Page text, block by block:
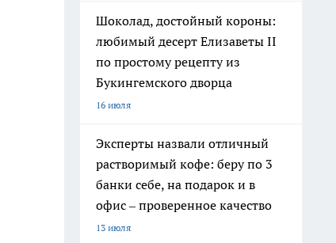
Шоколад, достойный короны:
любимый десерт Елизаветы II
по простому рецепту из
Букингемского дворца
16 июля
Эксперты назвали отличный
растворимый кофе: беру по 3
банки себе, на подарок и в
офис – проверенное качество
13 июля